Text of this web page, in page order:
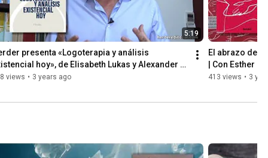
5:19
presenta «Logoterapia y análisis
hoy», de Elisabeth Lukas y Alexander
views • 3 years ago
El abrazo de
| Con Esther
413 views • 3